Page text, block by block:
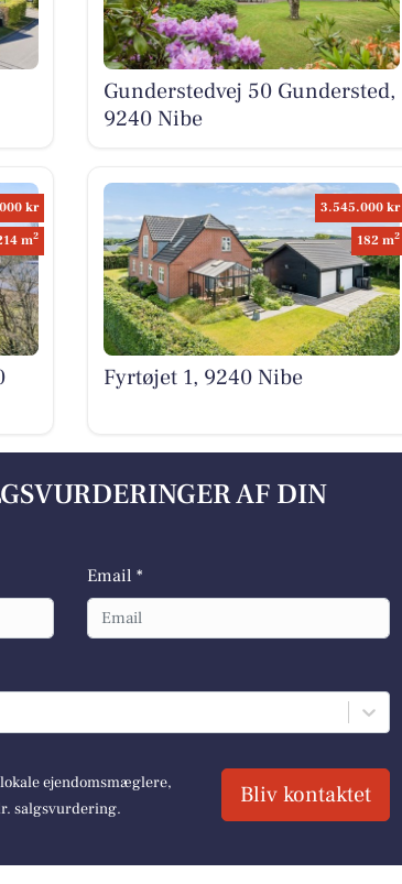
Gunderstedvej 50 Gundersted,
9240 Nibe
kr
m2
3.545.000 kr
182 m2
Fyrtøjet 1, 9240 Nibe
AF DIN
Email *
ejendomsmæglere,
salgsvurdering.
Bliv kontaktet